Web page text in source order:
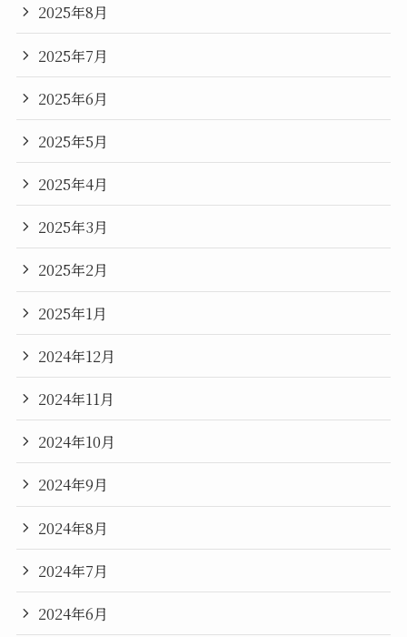
2025年8月
2025年7月
2025年6月
2025年5月
2025年4月
2025年3月
2025年2月
2025年1月
2024年12月
2024年11月
2024年10月
2024年9月
2024年8月
2024年7月
2024年6月